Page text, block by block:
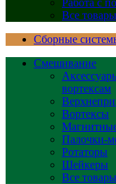
Работа с
Все
Сборные
Смешивание
вортексам
Вортексы
Палочки-
Ротаторы
Шейкеры
Все